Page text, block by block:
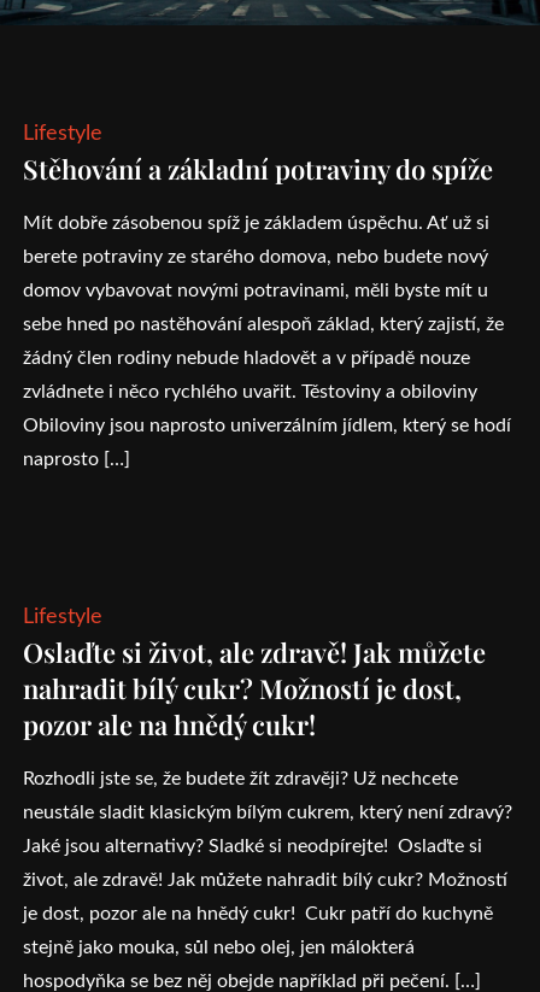
Lifestyle
Stěhování a základní potraviny do spíže
Mít dobře zásobenou spíž je základem úspěchu. Ať už si
berete potraviny ze starého domova, nebo budete nový
domov vybavovat novými potravinami, měli byste mít u
sebe hned po nastěhování alespoň základ, který zajistí, že
žádný člen rodiny nebude hladovět a v případě nouze
zvládnete i něco rychlého uvařit. Těstoviny a obiloviny
Obiloviny jsou naprosto univerzálním jídlem, který se hodí
naprosto […]
Lifestyle
Oslaďte si život, ale zdravě! Jak můžete
nahradit bílý cukr? Možností je dost,
pozor ale na hnědý cukr!
Rozhodli jste se, že budete žít zdravěji? Už nechcete
neustále sladit klasickým bílým cukrem, který není zdravý?
Jaké jsou alternativy? Sladké si neodpírejte! Oslaďte si
život, ale zdravě! Jak můžete nahradit bílý cukr? Možností
je dost, pozor ale na hnědý cukr! Cukr patří do kuchyně
stejně jako mouka, sůl nebo olej, jen málokterá
hospodyňka se bez něj obejde například při pečení. […]